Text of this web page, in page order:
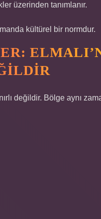
üzerinden tanımlanır.
kültürel bir normdur.
değildir. Bölge aynı